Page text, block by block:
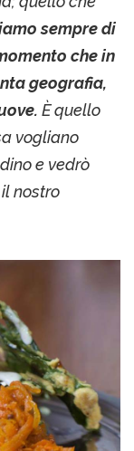
sempre di
che in
geografia,
È quello
vogliano
e vedrò
nostro